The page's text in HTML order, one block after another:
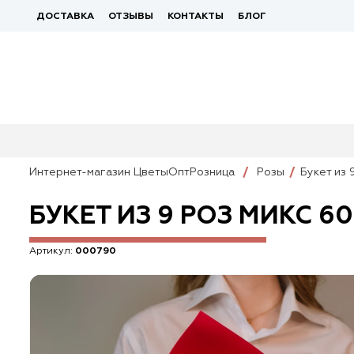
ДОСТАВКА ОТЗЫВЫ КОНТАКТЫ БЛОГ
Интернет-магазин ЦветыОптРозница Розы Букет из
БУКЕТ ИЗ 9 РОЗ МИКС
Артикул: 000790